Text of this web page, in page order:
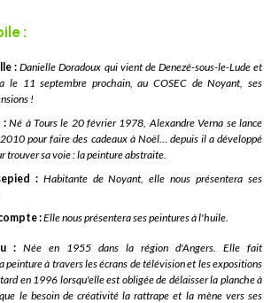
:
:Danielle Doradoux qui vient de Denezé-sous-le-Lude et
le 11 septembre prochain, au COSEC de Noyant, ses
!
:Né à Tours le 20 février 1978, Alexandre Verna se lance
pour faire des cadeaux à Noël… depuis il a développé
trouver sa voie : la peinture abstraite.
: Habitante de Noyant, elle nous présentera ses
:Elle nous présentera ses peintures à l'huile.
: Née en 1955 dans la région d'Angers. Elle fait
peinture à travers les écrans de télévision et les expositions
en 1996 lorsqu'elle est obligée de délaisser la planche à
le besoin de créativité la rattrape et la mène vers ses